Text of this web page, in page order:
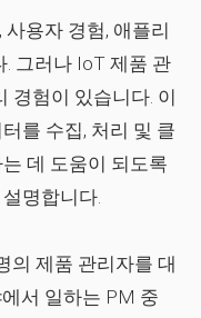
용자 경험, 애플리
그러나 IoT 제품 관
경험이 있습니다. 이
를 수집, 처리 및 클
데 도움이 되도록
명합니다.
의 제품 관리자를 대
서 일하는 PM 중